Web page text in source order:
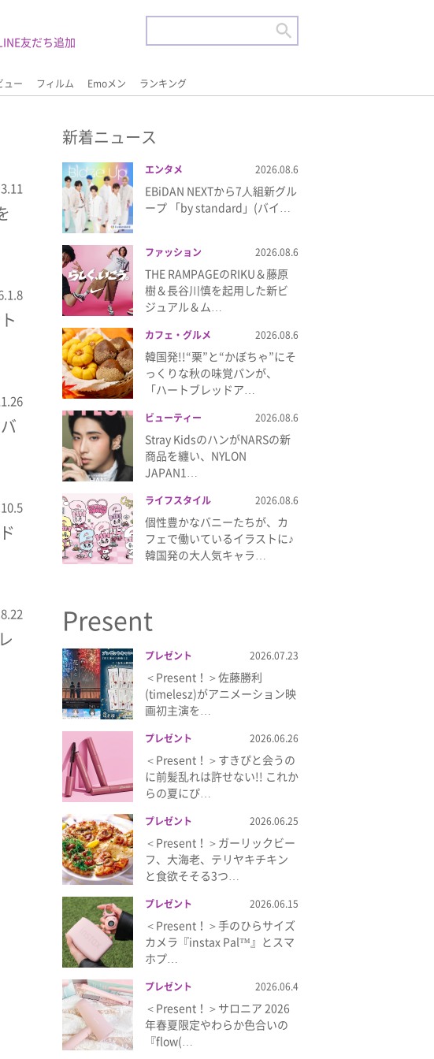
ュー フィルム Emoメン ランキング
友だち追加
新着ニュース
エンタメ 2026.08.6
EBiDAN NEXTから7⼈組新グル
ープ 「by standard」(バイ…
ファッション 2026.08.6
THE RAMPAGEのRIKU＆藤原
樹＆長谷川慎を起用した新ビ
ジュアル＆ム…
カフェ・グルメ 2026.08.6
韓国発!!“栗”と“かぼちゃ”にそ
っくりな秋の味覚パンが、
「ハートブレッドア…
ビューティー 2026.08.6
Stray KidsのハンがNARSの新
商品を纏い、NYLON
JAPAN1…
ライフスタイル 2026.08.6
個性豊かなバニーたちが、カ
フェで働いているイラストに♪
韓国発の大人気キャラ…
Present
プレゼント 2026.07.23
＜Present！＞佐藤勝利
(timelesz)がアニメーション映
画初主演を…
プレゼント 2026.06.26
＜Present！＞すきぴと会うの
に前髪乱れは許せない!! これか
らの夏にぴ…
プレゼント 2026.06.25
＜Present！＞ガーリックビー
フ、大海老、テリヤキチキン
と食欲そそる3つ…
プレゼント 2026.06.15
＜Present！＞手のひらサイズ
カメラ『instax Pal™』とスマ
ホプ…
プレゼント 2026.06.4
＜Present！＞サロニア 2026
年春夏限定やわらか色合いの
『flow(…